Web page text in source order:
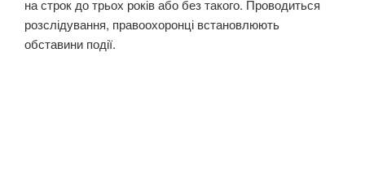
на строк до трьох років або без такого. Проводиться
розслідування, правоохоронці встановлюють
обставини події.